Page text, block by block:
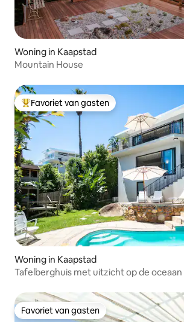
Woning in Kaapstad
Mountain House
Topfavoriet van gasten
Favoriet van gasten
Woning in Kaapstad
Tafelberghuis met uitzicht op de oceaan
Favoriet van gasten
Favoriet van gasten